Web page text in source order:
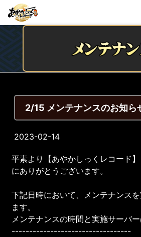
2/15 メンテナンスのお知ら
2023-02-14
平素より【あやかしっくレコード
にありがとうございます。
下記日時において、メンテナンス
ます。
メンテナンスの時間と実施サーバー
----------------------------------